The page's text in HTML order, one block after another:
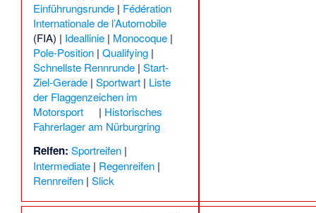
Einführungsrunde| Fédération
Internationale de l’Automobile
(FIA) | Ideallinie| Monocoque|
Pole-Position| Qualifying|
Schnellste Rennrunde| Start-
Ziel-Gerade| Sportwart| Liste
der Flaggenzeichen im
Motorsport
| Historisches
Fahrerlager am Nürburgring
Reifen: Sportreifen|
Intermediate| Regenreifen|
Rennreifen| Slick